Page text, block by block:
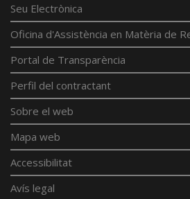
Seu Electrònica
Oficina d'Assistència en Matèria de
Portal de Transparència
Perfil del contractant
Sobre el web
Mapa web
Accessibilitat
Avís legal